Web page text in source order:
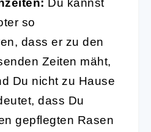
Du kannst
so
dass er zu den
Zeiten mäht,
Du nicht zu Hause
dass Du
gepflegten Rasen